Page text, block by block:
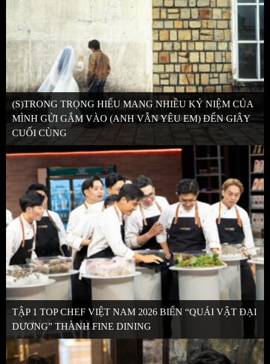
(S)TRONG TRỌNG HIẾU MANG NHIỀU KỶ NIỆM CỦA
MÌNH GỬI GẮM VÀO (ANH VẪN YÊU EM) ĐẾN GIÂY
CUỐI CÙNG
TẬP 1 TOP CHEF VIỆT NAM 2026 BIẾN “QUÁI VẬT ĐẠI
DƯƠNG” THÀNH FINE DINING